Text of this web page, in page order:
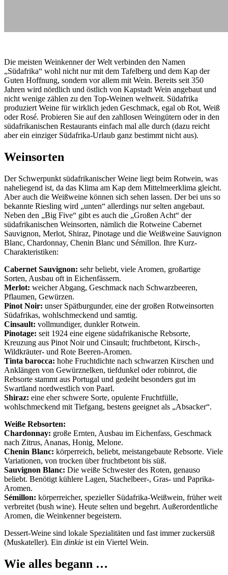
Die meisten Weinkenner der Welt verbinden den Namen
„Südafrika“ wohl nicht nur mit dem Tafelberg und dem Kap der
Guten Hoffnung, sondern vor allem mit Wein. Bereits seit 350
Jahren wird nördlich und östlich von Kapstadt Wein angebaut und
nicht wenige zählen zu den Top-Weinen weltweit. Südafrika
produziert Weine für wirklich jeden Geschmack, egal ob Rot, Weiß
oder Rosé. Probieren Sie auf den zahllosen Weingütern oder in den
südafrikanischen Restaurants einfach mal alle durch (dazu reicht
aber ein einziger Südafrika-Urlaub ganz bestimmt nicht aus).
Weinsorten
Der Schwerpunkt südafrikanischer Weine liegt beim Rotwein, was
naheliegend ist, da das Klima am Kap dem Mittelmeerklima gleicht.
Aber auch die Weißweine können sich sehen lassen. Der bei uns so
bekannte Riesling wird „unten“ allerdings nur selten angebaut.
Neben den „Big Five“ gibt es auch die „Großen Acht“ der
südafrikanischen Weinsorten, nämlich die Rotweine Cabernet
Sauvignon, Merlot, Shiraz, Pinotage und die Weißweine Sauvignon
Blanc, Chardonnay, Chenin Blanc und Sémillon. Ihre Kurz-
Charakteristiken:
Cabernet Sauvignon: sehr beliebt, viele Aromen, großartige
Sorten, Ausbau oft in Eichenfässern.
Merlot: weicher Abgang, Geschmack nach Schwarzbeeren,
Pflaumen, Gewürzen.
Pinot Noir: unser Spätburgunder, eine der großen Rotweinsorten
Südafrikas, wohlschmeckend und samtig.
Cinsault: vollmundiger, dunkler Rotwein.
Pinotage: seit 1924 eine eigene südafrikanische Rebsorte,
Kreuzung aus Pinot Noir und Cinsault; fruchtbetont, Kirsch-,
Wildkräuter- und Rote Beeren-Aromen.
Tinta barocca: hohe Fruchtdichte nach schwarzen Kirschen und
Anklängen von Gewürznelken, tiefdunkel oder robinrot, die
Rebsorte stammt aus Portugal und gedeiht besonders gut im
Swartland nordwestlich von Paarl.
Shiraz: eine eher schwere Sorte, opulente Fruchtfülle,
wohlschmeckend mit Tiefgang, bestens geeignet als „Absacker“.
Weiße Rebsorten:
Chardonnay: große Ernten, Ausbau im Eichenfass, Geschmack
nach Zitrus, Ananas, Honig, Melone.
Chenin Blanc: körperreich, beliebt, meistangebaute Rebsorte. Viele
Variationen, von trocken über fruchtbetont bis süß.
Sauvignon Blanc: Die weiße Schwester des Roten, genauso
beliebt. Benötigt kühlere Lagen, Stachelbeer-, Gras- und Paprika-
Aromen.
Sémillon: körperreicher, spezieller Südafrika-Weißwein, früher weit
verbreitet (bush wine). Heute selten und begehrt. Außerordentliche
Aromen, die Weinkenner begeistern.
Dessert-Weine sind lokale Spezialitäten und fast immer zuckersüß
(Muskateller). Ein dinkie ist ein Viertel Wein.
Wie alles begann …